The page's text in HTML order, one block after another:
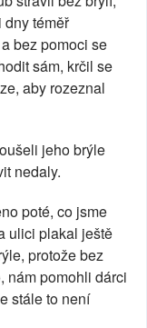
dny téměř
bez pomoci se
sám, krčil se
aby rozeznal
jeho brýle
nedaly.
poté, co jsme
ulici plakal ještě
protože bez
nám pomohli dárci
stále to není